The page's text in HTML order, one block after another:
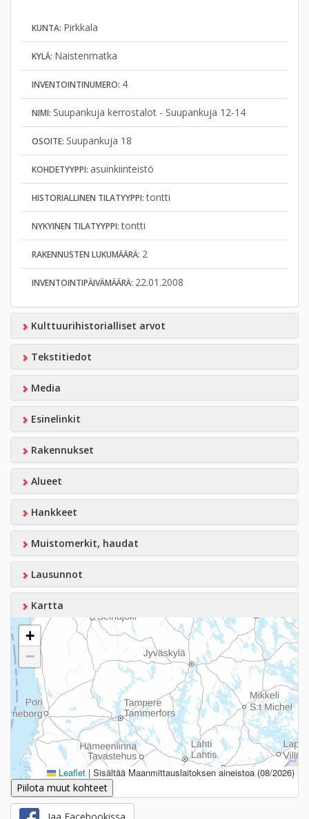
KUNTA: Pirkkala
KYLÄ: Naistenmatka
INVENTOINTINUMERO: 4
NIMI: Suupankuja kerrostalot - Suupankuja 12-14
OSOITE: Suupankuja 18
KOHDETYYPPI: asuinkiinteistö
HISTORIALLINEN TILATYYPPI:tontti
NYKYINEN TILATYYPPI:tontti
RAKENNUSTEN LUKUMÄÄRÄ: 2
INVENTOINTIPÄIVÄMÄÄRÄ: 22.01.2008
Kulttuurihistorialliset arvot
Tekstitiedot
Media
Esinelinkit
Rakennukset
Alueet
Hankkeet
Muistomerkit, haudat
Lausunnot
Kartta
+
−
Leaflet | Sisältää Maanmittauslaitoksen aineistoa (08/2026)
Piilota muut kohteet